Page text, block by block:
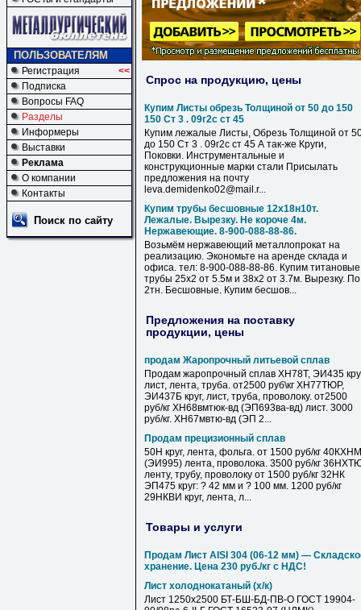
ПОЛЬЗОВАТЕЛЯМ
Регистрация
<<
Подписка
Вопросы FAQ
Разделы
Информеры
Выставки
Реклама
О компании
Контакты
Поиск по сайту
Спрос на продукцию, цены
Купим Листы обрезь Толщиной от 50 до 150
150 Ст 3 . 09г2с ст 45
Купим лежалые Листы, Обрезь Толщиной от
до 150 Ст 3 . 09г2с ст 45 А так-же Круги,
Поковки. Инструментальные и
конструкционные марки стали Присылать
предложения на почту
leva.demidenko02@mail.r...
Купим трубы бесшовные 12х18н10т.
Лежалые. Вырезку. Не короче 4м.
Нержавеющие. 8-900-088-88-86.
Возьмём нержавеющий металлопрокат на
реализацию. Экономьте на аренде склада и
офиса. тел: 8-900-088-88-86. Купим титановые
трубы 25х2 от 5.5м и 38х2 от 3.7м. Вырезку. По
2тн. Бесшовные. Купим бесшов...
Предложения на поставку
продукции, цены
продам Жаропрочный литьевой сплав
Продам жаропрочный сплав ХН78Т, ЭИ435
лист, лента, труба. от2500 руб\кг ХН77ТЮР,
ЭИ437Б круг, лист, труба, проволоку. от2500
руб/кг ХН68вмтюк-вд (ЭП693ва-вд) лист. 3000
руб/кг. ХН67мвтю-вд (ЭП 2...
Продам прецизионный сплав
50Н круг, лента, фольга. от 1500 руб/кг 40КХНМ
(ЭИ995) лента, проволока. 3500 руб/кг
ленту, трубу, проволоку от 1500 руб/кг 32НК
ЭП475 круг: ? 42 мм и ? 100 мм. 1200 руб/кг
29НКВИ круг, лента, л...
Товары и услуги
Продам Лист AISI 304 (06-12 мм) —
хранение. Цена 230 руб./кг с НДС!
Лист холоднокатаный (х/к)
Лист 1250х2500 БТ-БШ-БД-ПВ-О ГОСТ 19904-